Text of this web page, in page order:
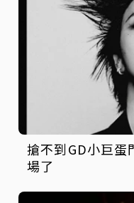
搶不到GD小巨蛋
場了